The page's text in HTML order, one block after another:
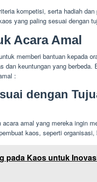
kompetisi, serta hadiah dan
yang paling sesuai dengan
Acara Amal
memberi bantuan kepada
keuntungan yang berbeda.
:
dengan
amal yang mereka ingin
kaos, seperti
pada Kaos untuk